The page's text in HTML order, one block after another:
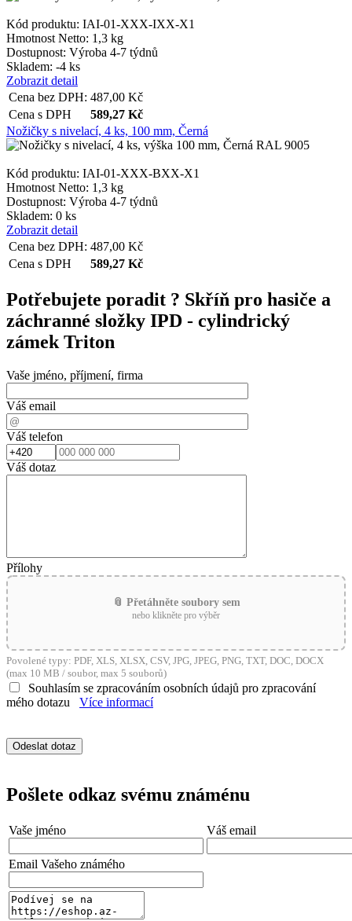
Kód produktu: IAI-01-XXX-IXX-X1
Hmotnost Netto: 1,3 kg
Dostupnost: Výroba 4-7 týdnů
Skladem: -4 ks
Zobrazit detail
Cena bez DPH: 487,00 Kč
Cena s DPH
589,27 Kč
Nožičky s nivelací, 4 ks, 100 mm, Černá
Kód produktu: IAI-01-XXX-BXX-X1
Hmotnost Netto: 1,3 kg
Dostupnost: Výroba 4-7 týdnů
Skladem: 0 ks
Zobrazit detail
Cena bez DPH: 487,00 Kč
Cena s DPH
589,27 Kč
Potřebujete poradit ? Skříň pro hasiče a
záchranné složky IPD - cylindrický
zámek Triton
Vaše jméno, příjmení, firma
Váš email
Váš telefon
Váš dotaz
Přílohy
📎 Přetáhněte soubory sem
nebo klikněte pro výběr
Povolené typy: PDF, XLS, XLSX, CSV, JPG, JPEG, PNG, TXT, DOC, DOCX
(max 10 MB / soubor, max 5 souborů)
Souhlasím se zpracováním osobních údajů pro zpracování
mého dotazu
Více informací
Pošlete odkaz svému známénu
Vaše jméno Váš email
Email Vašeho známého